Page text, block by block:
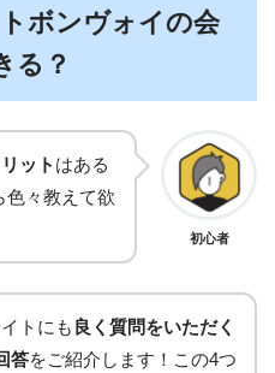
ボンヴォイの会
る？
ット はある
色々教えて欲
初心者
トにも 良く質問をいただく
答をご紹介します！この4つ